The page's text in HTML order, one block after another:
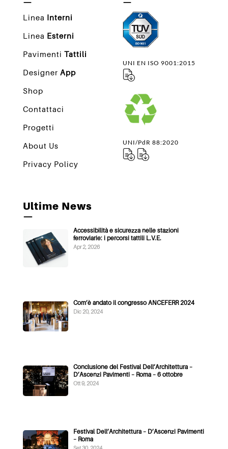
Linea Interni
Linea Esterni
Pavimenti Tattili
Designer App
Shop
Contattaci
Progetti
About Us
Privacy Policy
UNI EN ISO 9001:2015
UNI/PdR 88:2020
Ultime News
—
Accessibilità e sicurezza nelle stazioni
ferroviarie: i percorsi tattili L.V.E.
Apr 2, 2026
Com’è andato il congresso ANCEFERR 2024
Dic 20, 2024
Conclusione del Festival Dell’Architettura –
D’Ascenzi Pavimenti – Roma – 6 ottobre
Ott 9, 2024
Festival Dell’Architettura – D’Ascenzi Pavimenti
– Roma